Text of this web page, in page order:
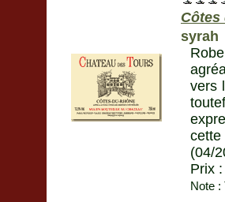
Côtes
syrah
vers
(04/
Prix
Note :